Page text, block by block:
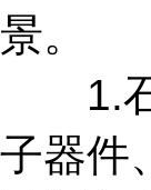
景。
1.石
子器件